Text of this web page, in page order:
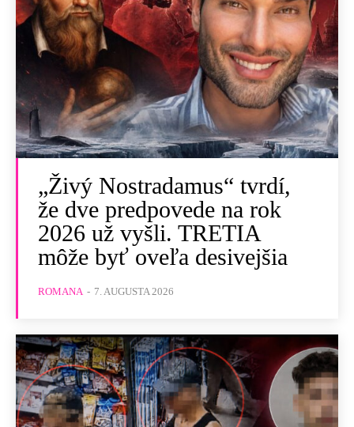
„Živý Nostradamus“ tvrdí,
že dve predpovede na rok
2026 už vyšli. TRETIA
môže byť oveľa desivejšia
ROMANA - 7. AUGUSTA 2026